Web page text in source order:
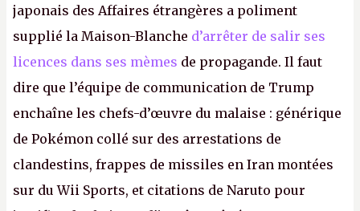
japonais des Affaires étrangères a poliment
supplié la Maison-Blanche d’arrêter de salir ses
licences dans ses mèmes de propagande. Il faut
dire que l’équipe de communication de Trump
enchaîne les chefs-d’œuvre du malaise : générique
de Pokémon collé sur des arrestations de
clandestins, frappes de missiles en Iran montées
sur du Wii Sports, et citations de Naruto pour